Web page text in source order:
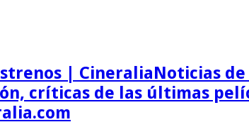
Noticias
críticas de las últimas